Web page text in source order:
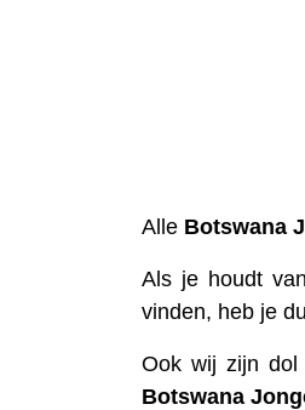
Alle Botswana
Als je houdt van
vinden, heb je
Ook wij zijn dol
Botswana